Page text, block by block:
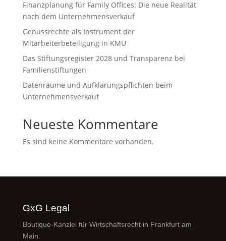
Finanzplanung für Family Offices: Die neue Realität
nach dem Unternehmensverkauf
Genussrechte als Instrument der
Mitarbeiterbeteiligung in KMU
Das Stiftungsregister 2028 und Transparenz bei
Familienstiftungen
Datenräume und Aufklärungspflichten beim
Unternehmensverkauf
Neueste Kommentare
Es sind keine Kommentare vorhanden.
GxG Legal
Boutique-Kanzlei für Wirtschaftsrecht in Frankfurt am
Main.